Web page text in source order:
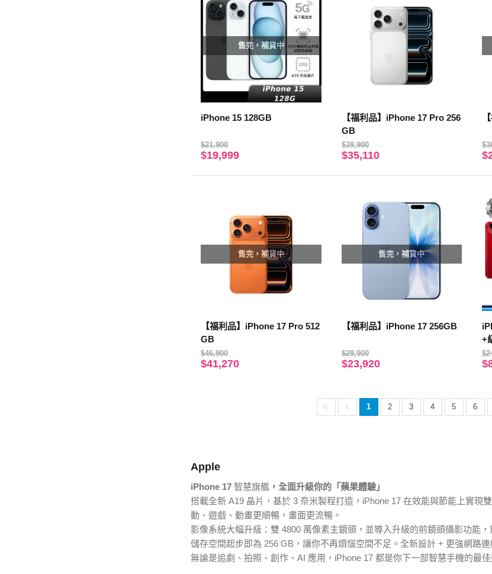
售完，補貨中
iPhone 15 128GB
$21,900
$19,999
【福利品】iPhone 17 Pro 256
GB
$39,900
$35,110
售完，補貨中
【福利品】iPhone 17 Pro 512
GB
$46,900
$41,270
售完，補貨中
【福利品】iPhone 17 256GB
$29,900
$23,920
+
1 2 3 4 5 6
Apple
iPhone 17 智慧旗艦 ，全面升級你的「蘋果體驗」
搭載全新 A19 晶片，基於 3 奈米製程打造，iPhone 17 在效能與節能上實現
動、遊戲、動畫更順暢，畫面更流暢。
影像系統大幅升級：雙 4800 萬像素主鏡頭，並導入升級的前鏡頭攝影功能，
儲存空間起步即為 256 GB，讓你不再煩惱空間不足。全新設計 + 更強網路
無論是追劇、拍照、創作、AI 應用，iPhone 17 都是你下一部智慧手機的最